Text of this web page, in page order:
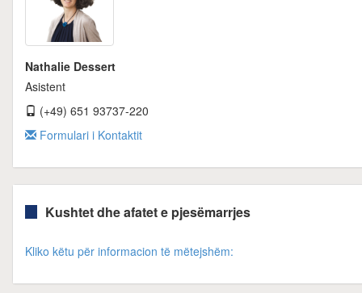
Nathalie Dessert
Asistent
(+49) 651 93737-220
Formulari i Kontaktit
Kushtet dhe afatet e pjesëmarrjes
Kliko këtu për informacion të mëtejshëm: